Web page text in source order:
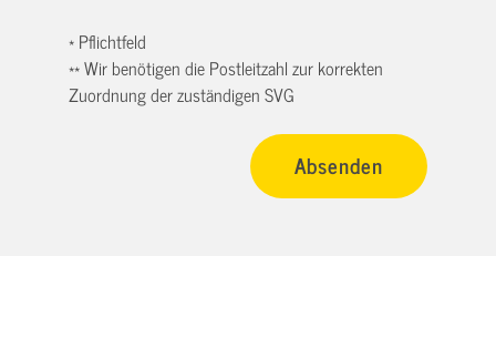
* Pflichtfeld
** Wir benötigen die Postleitzahl zur korrekten
Zuordnung der zuständigen SVG